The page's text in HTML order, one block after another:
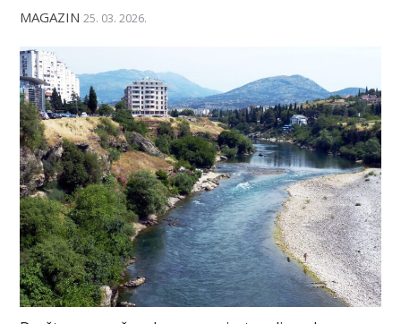
MAGAZIN 25. 03. 2026.